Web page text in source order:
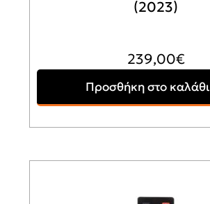
(2023)
239,00€
Προσθήκη στο καλάθι